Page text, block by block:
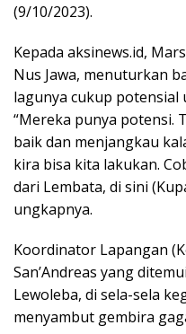
(9/10/2023).
Kepada aksinews.id,
Nus Jawa, menuturkan
lagunya cukup potensial
“Mereka punya potensi.
baik dan menjangkau
kira bisa kita lakukan.
dari Lembata, di sini
ungkapnya.
Koordinator Lapangan
San’Andreas yang
Lewoleba, di sela-sela
menyambut gembira